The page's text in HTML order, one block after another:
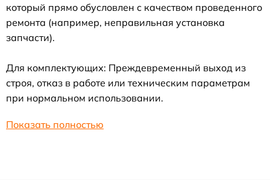
который прямо обусловлен с качеством проведенного
ремонта (например, неправильная установка
запчасти).
Для комплектующих: Преждевременный выход из
строя, отказ в работе или техническим параметрам
при нормальном использовании.
Показать полностью